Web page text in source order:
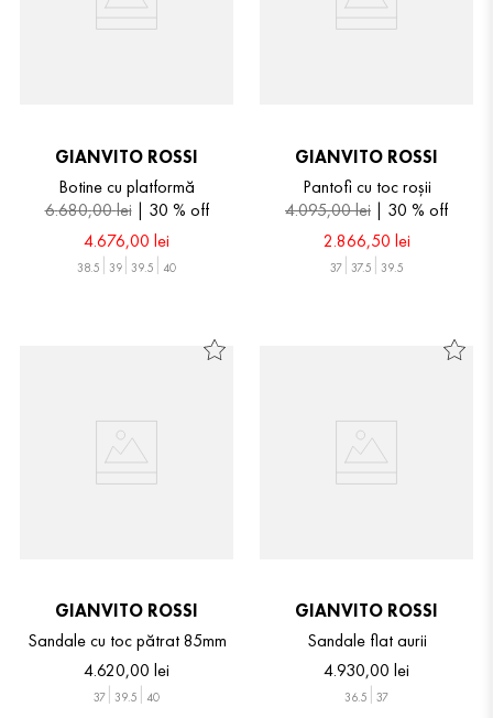
GIANVITO ROSSI
Botine cu platformă
6.680,00lei 30 % off
4.676,00 lei
38.5 39 39.5 40
GIANVITO ROSSI
Pantofi cu toc roșii
4.095,00lei 30 % off
2.866,50 lei
37 37.5 39.5
GIANVITO ROSSI
Sandale cu toc pătrat 85mm
4.620,00 lei
37 39.5 40
GIANVITO ROSSI
Sandale flat aurii
4.930,00 lei
36.5 37